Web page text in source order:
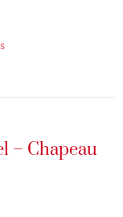
– Chapeau